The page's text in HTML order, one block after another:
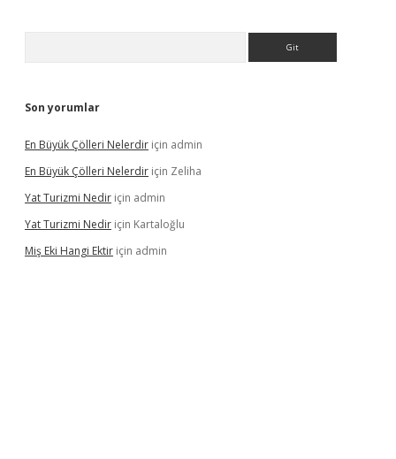
Son yorumlar
En Büyük Çölleri Nelerdir için admin
En Büyük Çölleri Nelerdir için Zeliha
Yat Turizmi Nedir için admin
Yat Turizmi Nedir için Kartaloğlu
Miş Eki Hangi Ektir için admin